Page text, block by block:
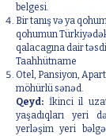
belgesi.
Bir tanış və ya
qohumun
qalacagına dair
Taahhütname
Otel, Pansiyon,
möhürlü sənəd.
Qeyd: İkinci il
yaşadıqları yeri
yerləşim yeri